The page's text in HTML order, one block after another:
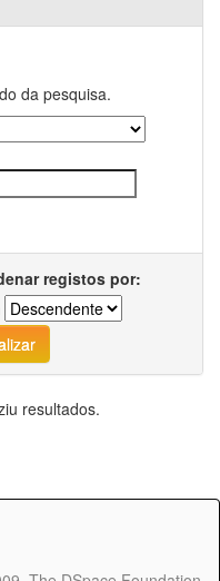
da pesquisa.
registos por:
resultados.